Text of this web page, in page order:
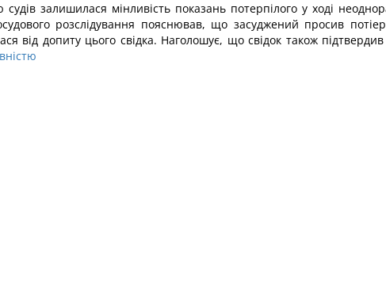
судів залишилася мінливість показань потерпілого у ході
розслідування пояснював, що засуджений просив
від допиту цього свідка. Наголошує, що свідок також